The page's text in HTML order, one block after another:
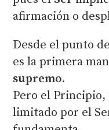
afirmación o
Desde el punto
es la primera
supremo.
Pero el Principio,
limitado por el